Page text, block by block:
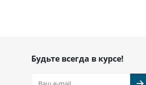
Будьте всегда в курсе!